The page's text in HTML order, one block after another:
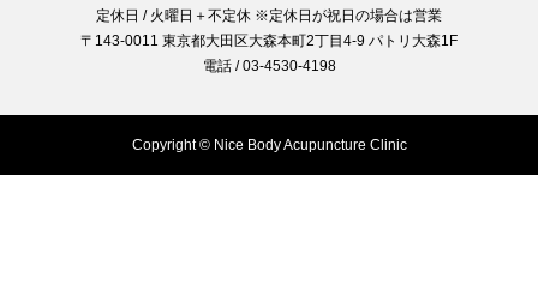
定休日 / 火曜日＋不定休 ※定休日が祝日の場合は営業
〒143-0011 東京都大田区大森本町2丁目4-9 パトリ大森1F
電話 / 03-4530-4198
Copyright © Nice Body Acupuncture Clinic